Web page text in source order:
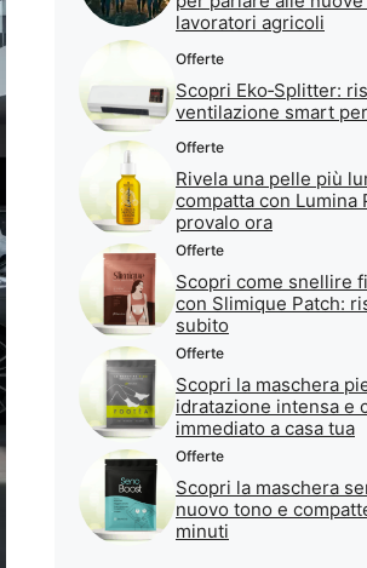
lavoratori agricoli
Offerte
Scopri Eko‑Splitter:
ventilazione smart
Offerte
Rivela una pelle più
compatta con Lumina
provalo ora
Offerte
Scopri come snellire
con Slimique Patch:
subito
Offerte
Scopri la maschera
idratazione intensa e
immediato a casa tua
Offerte
Scopri la maschera
nuovo tono e
minuti